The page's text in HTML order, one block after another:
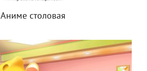
Аниме столовая